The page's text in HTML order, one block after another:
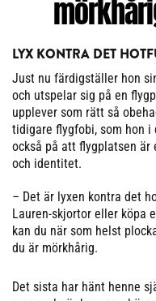
LYX KONTRA DET
Just nu färdigställer hon
och utspelar sig på en
upplever som rätt så
tidigare flygfobi, som hon
också på att flygplatsen är
och identitet.
– Det är lyxen kontra det
Lauren-skjortor eller köpa
kan du när som helst
du är mörkhårig.
Det sista har hänt henne